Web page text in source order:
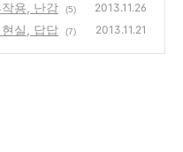
용, 난감 (5) 2013.11.26
실, 답답 (7) 2013.11.21